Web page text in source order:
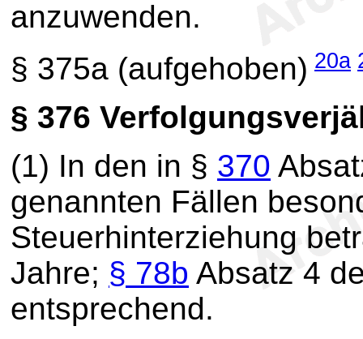
anzuwenden.
§ 375a (aufgehoben) 20a
§ 376
(1) In den in § 370
genannten Fällen
Steuerhinterziehung
Jahre; § 78b Absatz 4
entsprechend.